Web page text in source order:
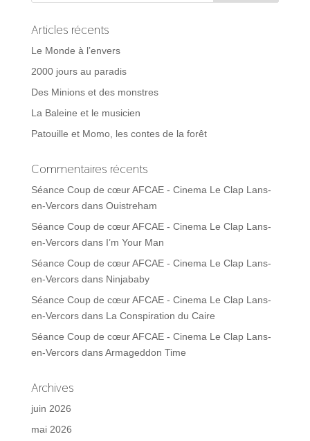
Articles récents
Le Monde à l’envers
2000 jours au paradis
Des Minions et des monstres
La Baleine et le musicien
Patouille et Momo, les contes de la forêt
Commentaires récents
Séance Coup de cœur AFCAE - Cinema Le Clap Lans-
en-Vercorsdans Ouistreham
Séance Coup de cœur AFCAE - Cinema Le Clap Lans-
en-Vercorsdans I’m Your Man
Séance Coup de cœur AFCAE - Cinema Le Clap Lans-
en-Vercorsdans Ninjababy
Séance Coup de cœur AFCAE - Cinema Le Clap Lans-
en-Vercorsdans La Conspiration du Caire
Séance Coup de cœur AFCAE - Cinema Le Clap Lans-
en-VercorsdansArmageddon Time
Archives
juin 2026
mai 2026